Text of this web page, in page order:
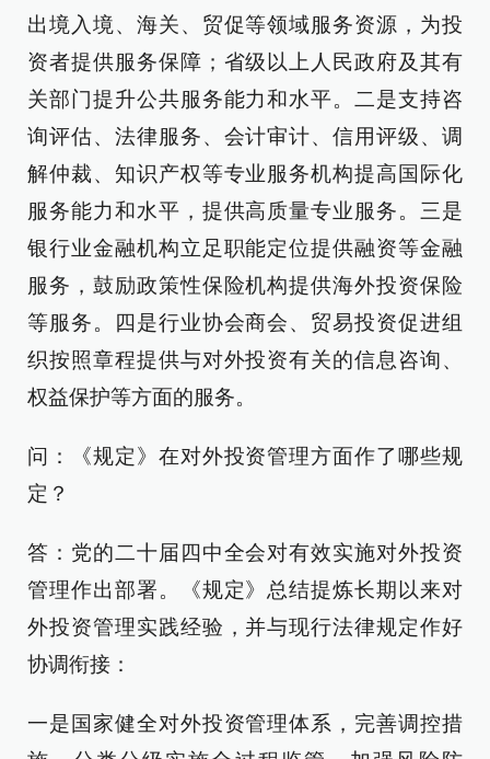
出境入境、海关、贸促等领域服务资源，为投
资者提供服务保障；省级以上人民政府及其有
关部门提升公共服务能力和水平。二是支持咨
询评估、法律服务、会计审计、信用评级、调
解仲裁、知识产权等专业服务机构提高国际化
服务能力和水平，提供高质量专业服务。三是
银行业金融机构立足职能定位提供融资等金融
服务，鼓励政策性保险机构提供海外投资保险
等服务。四是行业协会商会、贸易投资促进组
织按照章程提供与对外投资有关的信息咨询、
权益保护等方面的服务。
问：《规定》在对外投资管理方面作了哪些规
定？
答：党的二十届四中全会对有效实施对外投资
管理作出部署。《规定》总结提炼长期以来对
外投资管理实践经验，并与现行法律规定作好
协调衔接：
一是国家健全对外投资管理体系，完善调控措